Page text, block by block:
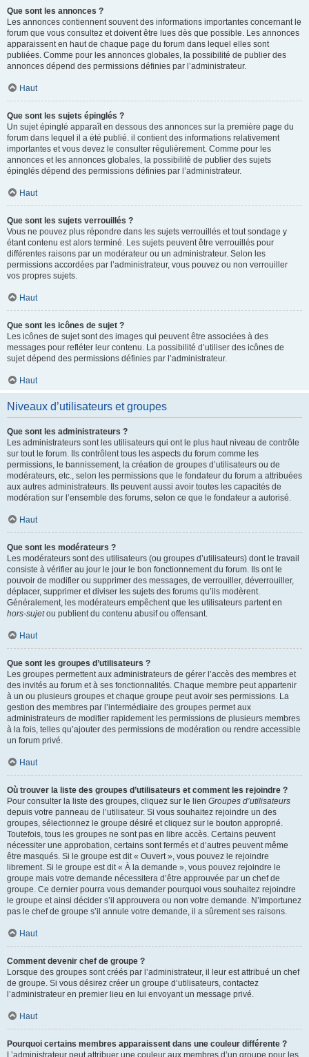
Que sont les annonces ?
Les annonces contiennent souvent des informations importantes concernant le
forum que vous consultez et doivent être lues dès que possible. Les annonces
apparaissent en haut de chaque page du forum dans lequel elles sont
publiées. Comme pour les annonces globales, la possibilité de publier des
annonces dépend des permissions définies par l’administrateur.
Haut
Que sont les sujets épinglés ?
Un sujet épinglé apparaît en dessous des annonces sur la première page du
forum dans lequel il a été publié. il contient des informations relativement
importantes et vous devez le consulter régulièrement. Comme pour les
annonces et les annonces globales, la possibilité de publier des sujets
épinglés dépend des permissions définies par l’administrateur.
Haut
Que sont les sujets verrouillés ?
Vous ne pouvez plus répondre dans les sujets verrouillés et tout sondage y
étant contenu est alors terminé. Les sujets peuvent être verrouillés pour
différentes raisons par un modérateur ou un administrateur. Selon les
permissions accordées par l’administrateur, vous pouvez ou non verrouiller
vos propres sujets.
Haut
Que sont les icônes de sujet ?
Les icônes de sujet sont des images qui peuvent être associées à des
messages pour refléter leur contenu. La possibilité d’utiliser des icônes de
sujet dépend des permissions définies par l’administrateur.
Haut
Niveaux d’utilisateurs et groupes
Que sont les administrateurs ?
Les administrateurs sont les utilisateurs qui ont le plus haut niveau de contrôle
sur tout le forum. Ils contrôlent tous les aspects du forum comme les
permissions, le bannissement, la création de groupes d’utilisateurs ou de
modérateurs, etc., selon les permissions que le fondateur du forum a attribuées
aux autres administrateurs. Ils peuvent aussi avoir toutes les capacités de
modération sur l’ensemble des forums, selon ce que le fondateur a autorisé.
Haut
Que sont les modérateurs ?
Les modérateurs sont des utilisateurs (ou groupes d’utilisateurs) dont le travail
consiste à vérifier au jour le jour le bon fonctionnement du forum. Ils ont le
pouvoir de modifier ou supprimer des messages, de verrouiller, déverrouiller,
déplacer, supprimer et diviser les sujets des forums qu’ils modèrent.
Généralement, les modérateurs empêchent que les utilisateurs partent en
hors-sujetou publient du contenu abusif ou offensant.
Haut
Que sont les groupes d’utilisateurs ?
Les groupes permettent aux administrateurs de gérer l’accès des membres et
des invités au forum et à ses fonctionnalités. Chaque membre peut appartenir
à un ou plusieurs groupes et chaque groupe peut avoir ses permissions. La
gestion des membres par l’intermédiaire des groupes permet aux
administrateurs de modifier rapidement les permissions de plusieurs membres
à la fois, telles qu’ajouter des permissions de modération ou rendre accessible
un forum privé.
Haut
Où trouver la liste des groupes d’utilisateurs et comment les rejoindre ?
Pour consulter la liste des groupes, cliquez sur le lien Groupes d’utilisateurs
depuis votre panneau de l’utilisateur. Si vous souhaitez rejoindre un des
groupes, sélectionnez le groupe désiré et cliquez sur le bouton approprié.
Toutefois, tous les groupes ne sont pas en libre accès. Certains peuvent
nécessiter une approbation, certains sont fermés et d’autres peuvent même
être masqués. Si le groupe est dit « Ouvert », vous pouvez le rejoindre
librement. Si le groupe est dit « À la demande », vous pouvez rejoindre le
groupe mais votre demande nécessitera d’être approuvée par un chef de
groupe. Ce dernier pourra vous demander pourquoi vous souhaitez rejoindre
le groupe et ainsi décider s’il approuvera ou non votre demande. N’importunez
pas le chef de groupe s’il annule votre demande, il a sûrement ses raisons.
Haut
Comment devenir chef de groupe ?
Lorsque des groupes sont créés par l’administrateur, il leur est attribué un chef
de groupe. Si vous désirez créer un groupe d’utilisateurs, contactez
l’administrateur en premier lieu en lui envoyant un message privé.
Haut
Pourquoi certains membres apparaissent dans une couleur différente ?
L’administrateur peut attribuer une couleur aux membres d’un groupe pour les